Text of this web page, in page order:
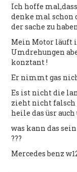
Ich hoffe
denke mal schon
der sache zu
Mein Motor läuft
Umdrehungen
konztant !
Er nimmt gas
Es ist nicht die
zieht nicht falsch
heile das üsr auch
was kann das
???
Mercedes benz